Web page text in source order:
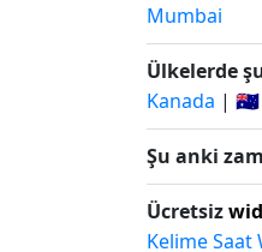
Mumbai
Ülkelerde
Kanada |
Şu anki
Ücretsiz
Kelime Saat